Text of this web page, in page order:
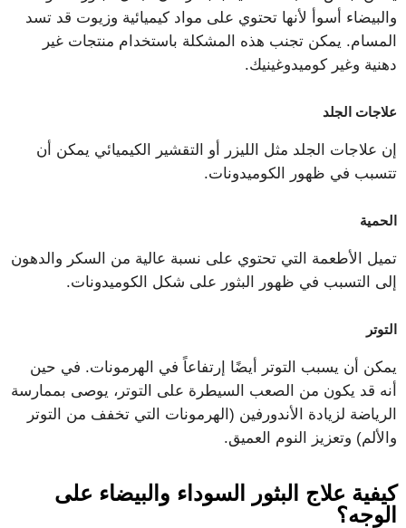
والبيضاء أسوأ لأنها تحتوي على مواد كيميائية وزيوت قد تسد
المسام. يمكن تجنب هذه المشكلة باستخدام منتجات غير
دهنية وغير كوميدوغينيك.
علاجات الجلد
إن علاجات الجلد مثل الليزر أو التقشير الكيميائي يمكن أن
تتسبب في ظهور الكوميدونات.
الحمية
تميل الأطعمة التي تحتوي على نسبة عالية من السكر والدهون
إلى التسبب في ظهور البثور على شكل الكوميدونات.
التوتر
يمكن أن يسبب التوتر أيضًا إرتفاعاً في الهرمونات. في حين
أنه قد يكون من الصعب السيطرة على التوتر، يوصى بممارسة
الرياضة لزيادة الأندورفين (الهرمونات التي تخفف من التوتر
والألم) وتعزيز النوم العميق.
كيفية علاج البثور السوداء والبيضاء على
الوجه؟